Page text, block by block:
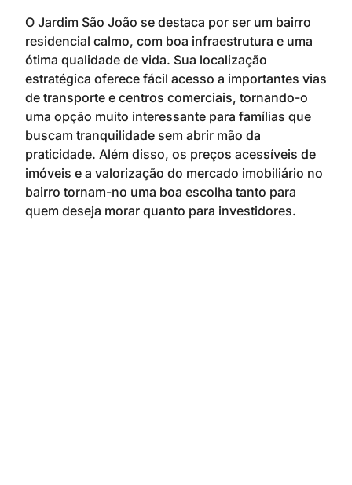
O Jardim São João se destaca por ser um bairro
residencial calmo, com boa infraestrutura e uma
ótima qualidade de vida. Sua localização
estratégica oferece fácil acesso a importantes vias
de transporte e centros comerciais, tornando-o
uma opção muito interessante para famílias que
buscam tranquilidade sem abrir mão da
praticidade. Além disso, os preços acessíveis de
imóveis e a valorização do mercado imobiliário no
bairro tornam-no uma boa escolha tanto para
quem deseja morar quanto para investidores.